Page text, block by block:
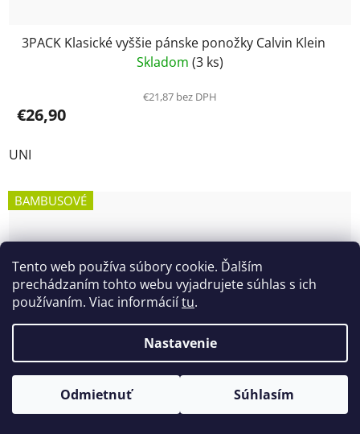
Tento web používa súbory cookie. Ďalším
prechádzaním tohto webu vyjadrujete súhlas s ich
používaním. Viac informáciítu.
Nastavenie
Odmietnuť Súhlasím
3PACK Klasické vyššie pánske ponožky Calvin Klein
Skladom (3 ks)
€21,87 bez DPH
€26,90
UNI
BAMBUSOVÉ